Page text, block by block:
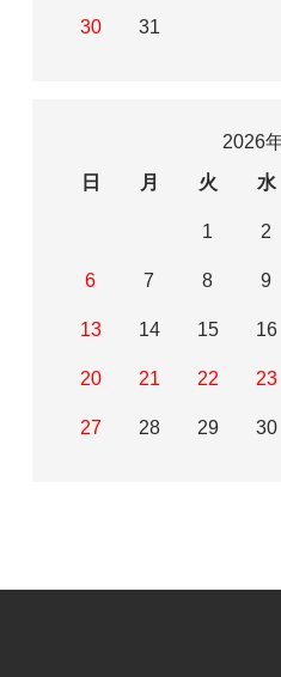
30 31
2026
日
月 火 水
1 2
6 7 8 9
13 14 15 16
20 21 22 23
27 28 29 30